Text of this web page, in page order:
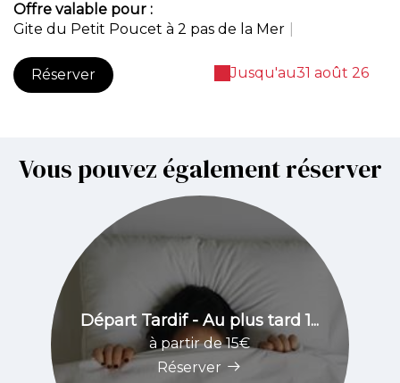
Offre valable pour :
Gite du Petit Poucet à 2 pas de la Mer
Réserver Jusqu'au31 août 26
Vous pouvez également réserver
Départ Tardif - Au plus tard 1...
à partir de 15€
Réserver